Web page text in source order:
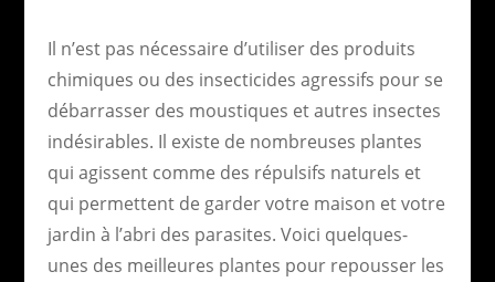
Il n’est pas nécessaire d’utiliser des produits
chimiques ou des insecticides agressifs pour se
débarrasser des moustiques et autres insectes
indésirables. Il existe de nombreuses plantes
qui agissent comme des répulsifs naturels et
qui permettent de garder votre maison et votre
jardin à l’abri des parasites. Voici quelques-
unes des meilleures plantes pour repousser les